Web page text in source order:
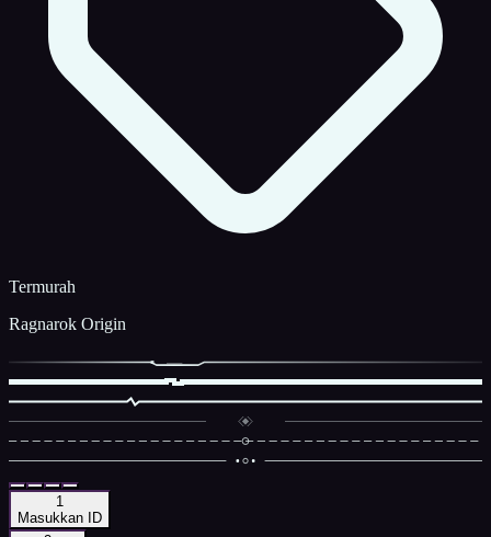
Termurah
Ragnarok Origin
1
Masukkan ID